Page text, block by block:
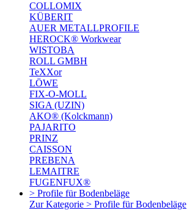
COLLOMIX
KÜBERIT
AUER METALLPROFILE
HEROCK® Workwear
WISTOBA
ROLL GMBH
TeXXor
LÖWE
FIX-O-MOLL
SIGA (UZIN)
AKO® (Kolckmann)
PAJARITO
PRINZ
CAISSON
PREBENA
LEMAITRE
FUGENFUX®
> Profile für Bodenbeläge
Zur Kategorie > Profile für Bodenbeläge